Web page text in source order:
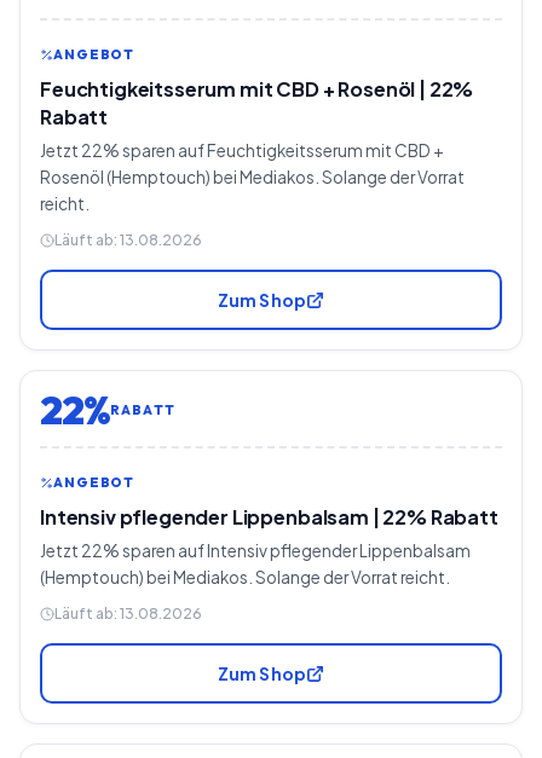
ANGEBOT
Feuchtigkeitsserum mit CBD + Rosenöl | 22%
Rabatt
Jetzt 22% sparen auf Feuchtigkeitsserum mit CBD +
Rosenöl (Hemptouch) bei Mediakos. Solange der Vorrat
reicht.
Läuft ab: 13.08.2026
Zum Shop
22%RABATT
ANGEBOT
Intensiv pflegender Lippenbalsam | 22% Rabatt
Jetzt 22% sparen auf Intensiv pflegender Lippenbalsam
(Hemptouch) bei Mediakos. Solange der Vorrat reicht.
Läuft ab: 13.08.2026
Zum Shop